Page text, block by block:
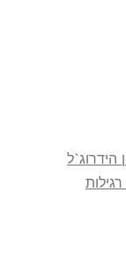
הידרוג`ל